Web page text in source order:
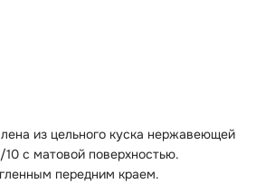
из цельного куска нержавеющей
10 с матовой поверхностью.
передним краем.